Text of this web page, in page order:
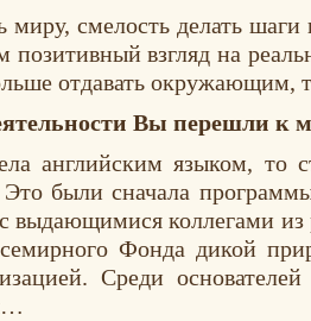
смелость делать
взгляд на
отдавать окружающим,
Вы перешли
английским языком, то
были сначала
коллегами из
Фонда дикой
Среди